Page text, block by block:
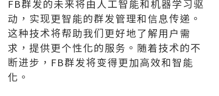
FB群发的未来将由人工智能和机器学习驱
动，实现更智能的群发管理和信息传递。
这种技术将帮助我们更好地了解用户需
求，提供更个性化的服务。随着技术的不
断进步，FB群发将变得更加高效和智能
化。